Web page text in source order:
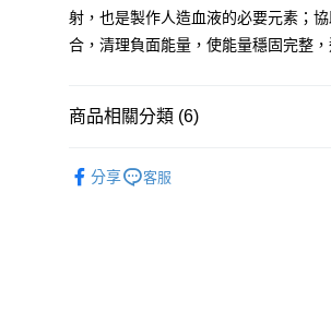
運送方式
每筆NT$80，滿NT$3,000(含以上)免運
每筆NT$80，滿NT$3,000(含以上)免運
射，也是製作人造血液的必要元素；
合，清理負面能量，使能量穩固完整
商品相關分類 (6)
雕件分享 客服